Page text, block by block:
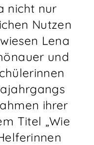
nicht nur
Nutzen
Lena
und
ihrer
Titel „Wie